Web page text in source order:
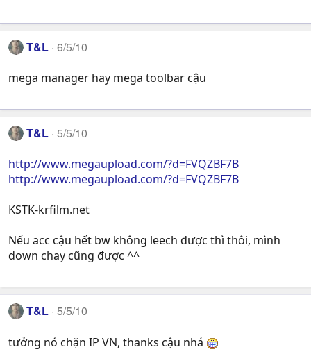
T&L 6/5/10
mega manager hay mega toolbar cậu
T&L 5/5/10
http://www.megaupload.com/?d=FVQZBF7B
http://www.megaupload.com/?d=FVQZBF7B
KSTK-krfilm.net
Nếu acc cậu hết bw không leech được thì thôi, mình
down chay cũng được ^^
T&L 5/5/10
tưởng nó chặn IP VN, thanks cậu nhá